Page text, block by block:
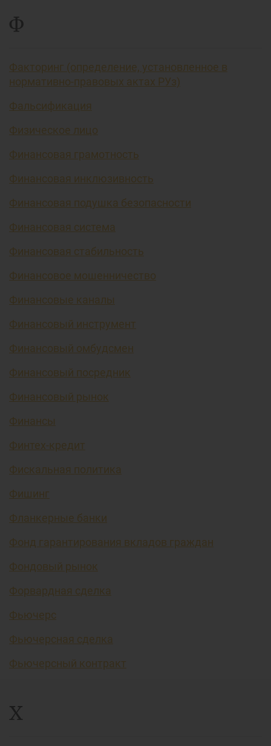
Ф
Факторинг (определение, установленное в
нормативно-правовых актах РУз)
Фальсификация
Физическое лицо
Финансовая грамотность
Финансовая инклюзивность
Финансовая подушка безопасности
Финансовая система
Финансовая стабильность
Финансовое мошенничество
Финансовые каналы
Финансовый инструмент
Финансовый омбудсмен
Финансовый посредник
Финансовый рынок
Финансы
Финтех-кредит
Фискальная политика
Фишинг
Фланкерные банки
Фонд гарантирования вкладов граждан
Фондовый рынок
Форвардная сделка
Фьючерс
Фьючерсная сделка
Фьючерсный контракт
Х